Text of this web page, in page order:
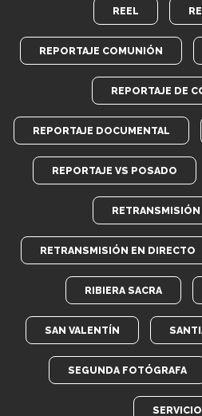
REEL
REPORTAJE COMUNIÓN
REPORTAJE DE
REPORTAJE DOCUMENTAL
REPORTAJE VS POSADO
RETRANSMISIÓN EN DIRECTO
RIBIERA SACRA
SAN VALENTÍN
SEGUNDA FOTÓGRAFA